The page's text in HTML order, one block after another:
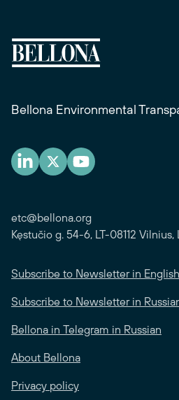
Bellona Environmental
etc@bellona.org
Kęstučio g. 54-6, LT-08112 Vilnius,
Subscribe to Newsletter in English
Subscribe to Newsletter in
Bellona in Telegram in Russian
About Bellona
Privacy policy